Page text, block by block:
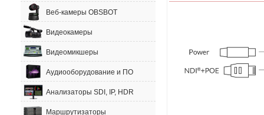
Веб-камеры OBSBOT
Видеокамеры
Видеомикшеры
Аудиооборудование и ПО
Анализаторы SDI, IP, HDR
Маршрутизаторы